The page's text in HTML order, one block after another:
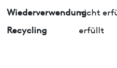
Wiederverwendungnicht
Recycling
erfüllt